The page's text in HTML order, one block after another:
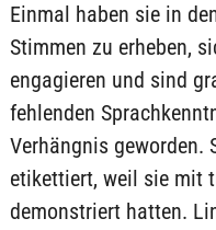
Einmal haben sie in
Stimmen zu erheben,
engagieren und sind
fehlenden
Verhängnis geworden.
etikettiert, weil sie mit
demonstriert hatten.